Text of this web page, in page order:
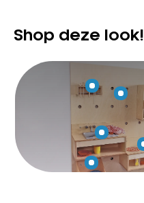
Shop deze look!